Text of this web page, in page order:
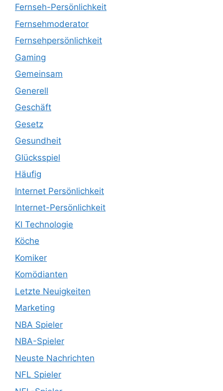
Fernseh-Persönlichkeit
Fernsehmoderator
Fernsehpersönlichkeit
Gaming
Gemeinsam
Generell
Geschäft
Gesetz
Gesundheit
Glücksspiel
Häufig
Internet Persönlichkeit
Internet-Persönlichkeit
KI Technologie
Köche
Komiker
Komödianten
Letzte Neuigkeiten
Marketing
NBA Spieler
NBA-Spieler
Neuste Nachrichten
NFL Spieler